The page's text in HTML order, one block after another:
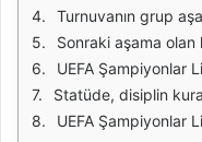
Turnuvanın grup aşaması, 32 takımın dört grup halinde mücadele etmesiyle başlar. Her grup, takımların birbirleriyle ikişer kez oynadığı bir
Sonraki aşama olan knockout turları, eleme usulüne dayalı olarak gerçekleştirilir. Bu turlarda, grup aşamasını başarıyla geçen
UEFA Şampiyonlar Ligi, finansal açıdan da büyük bir öneme sahiptir. Turnuvaya katılan takımlar, medya hakları, sponsorluk
Statüde, disiplin kurallarına da yer verilmektedir. Takımların, UEFA'nın belirlediği kurallara uyması beklenir. Aksi takdirde,
UEFA Şampiyonlar Ligi Statüsü 2018, turnuvanın organizasyonu, katılım koşulları ve disiplin kuralları gibi birçok önemli detayı içermektedir. Bu statü,